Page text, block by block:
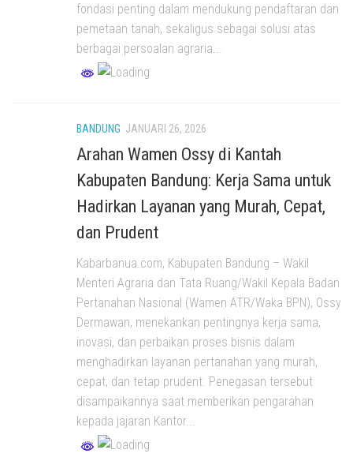
fondasi penting dalam mendukung pendaftaran dan
pemetaan tanah, sekaligus sebagai solusi atas
berbagai persoalan agraria...
BANDUNG JANUARI 26, 2026
Arahan Wamen Ossy di Kantah
Kabupaten Bandung: Kerja Sama untuk
Hadirkan Layanan yang Murah, Cepat,
dan Prudent
Kabarbanua.com, Kabupaten Bandung – Wakil
Menteri Agraria dan Tata Ruang/Wakil Kepala Badan
Pertanahan Nasional (Wamen ATR/Waka BPN), Ossy
Dermawan, menekankan pentingnya kerja sama,
inovasi, dan perbaikan proses bisnis dalam
menghadirkan layanan pertanahan yang murah,
cepat, dan tetap prudent. Penegasan tersebut
disampaikannya saat memberikan pengarahan
kepada jajaran Kantor...